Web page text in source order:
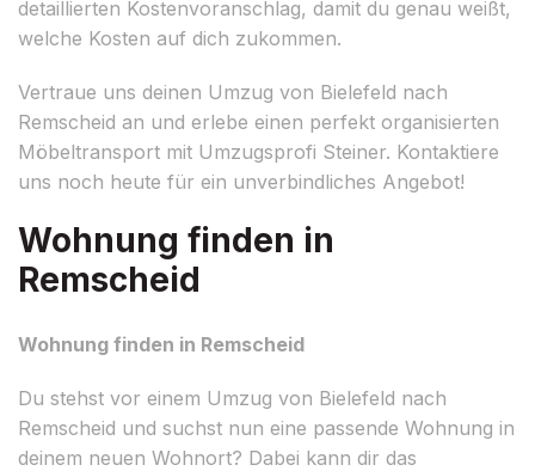
detaillierten Kostenvoranschlag, damit du genau weißt,
welche Kosten auf dich zukommen.
Vertraue uns deinen Umzug von Bielefeld nach
Remscheid an und erlebe einen perfekt organisierten
Möbeltransport mit Umzugsprofi Steiner. Kontaktiere
uns noch heute für ein unverbindliches Angebot!
Wohnung finden in
Remscheid
Wohnung finden in Remscheid
Du stehst vor einem Umzug von Bielefeld nach
Remscheid und suchst nun eine passende Wohnung in
deinem neuen Wohnort? Dabei kann dir das